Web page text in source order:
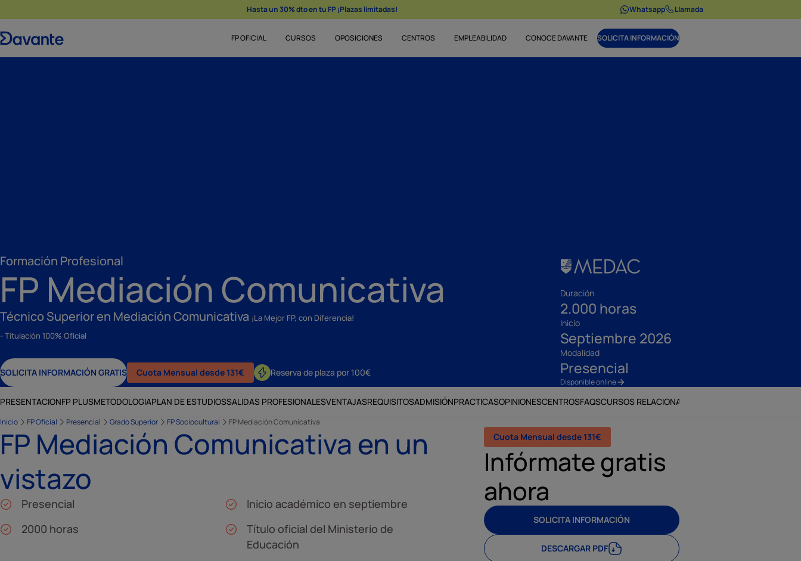
Hasta un 30% dto en tu FP ¡Plazas limitadas! Whatsapp Llamada
FP OFICIAL CURSOS OPOSICIONES CENTROS EMPLEABILIDAD CONOCE DAVANTE SOLICITA INFORMACIÓN
Formación Profesional
FP Mediación Comunicativa
Técnico Superior en Mediación Comunicativa ¡La Mejor FP, con Diferencia!
- Titulación 100% Oficial
SOLICITA INFORMACIÓN GRATIS Cuota Mensual desde 131€ Reserva de plaza por 100€
Duración
2.000 horas
Inicio
Septiembre 2026
Modalidad
Presencial
Disponible online
PRESENTACIONFP PLUSMETODOLOGIAPLAN DE ESTUDIOSSALIDAS PROFESIONALESVENTAJASREQUISITOSADMISIÓNPRACTICASOPINIONESCENTROSFAQSCURSOS RELACIONADOS
Inicio FP Oficial Presencial Grado Superior FP Sociocultural FP Mediación Comunicativa
FP Mediación Comunicativa en un
vistazo
Presencial
Inicio académico en septiembre
2000 horas
Título oficial del Ministerio de
Educación
Cuota Mensual desde 131€
Infórmate gratis
ahora
SOLICITA INFORMACIÓN
DESCARGAR PDF